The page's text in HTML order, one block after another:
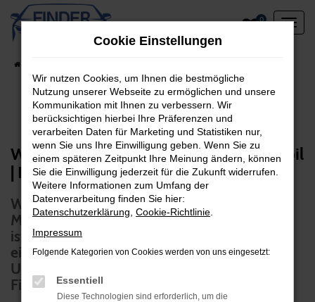
Zum
Hauptinhalt
0
Wir halten unsere Gewerbekunden Mobil
| Neuer Werkstattersatzbus
Wir wissen, wie wichtig der Erhalt der
Mobilität grade für unsere Gewerbekunden
ist. Aus diesem Grund haben wir jetzt auch
einen Mercedes Sprinter als Werkstatt- und
Unfallersatzwagen mit in unserer
Firmenflotte.
Cookie Einstellungen
Wir nutzen Cookies, um Ihnen die bestmögliche
Nutzung unserer Webseite zu ermöglichen und unsere
Kommunikation mit Ihnen zu verbessern. Wir
berücksichtigen hierbei Ihre Präferenzen und
verarbeiten Daten für Marketing und Statistiken nur,
wenn Sie uns Ihre Einwilligung geben. Wenn Sie zu
einem späteren Zeitpunkt Ihre Meinung ändern, können
Sie die Einwilligung jederzeit für die Zukunft widerrufen.
Weitere Informationen zum Umfang der
Datenverarbeitung finden Sie hier:
Datenschutzerklärung Cookie-Richtlinie
Impressum
Folgende Kategorien von Cookies werden von uns eingesetzt:
Essentiell
Diese Technologien sind erforderlich, um die